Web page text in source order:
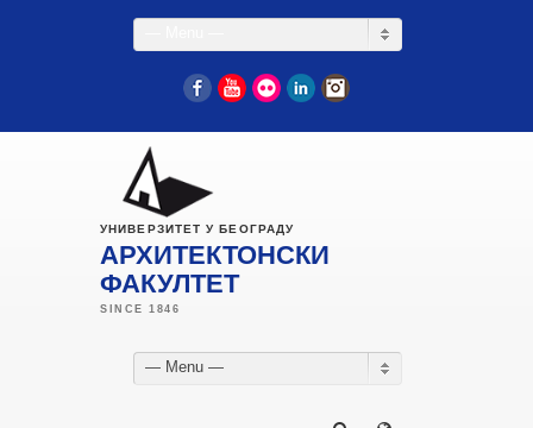
FacebookYouTube
Flickr LinkedIn
УНИВЕРЗИТЕТ У БЕОГРАДУ
АРХИТЕКТОНСКИ
ФАКУЛТЕТ
— Menu —